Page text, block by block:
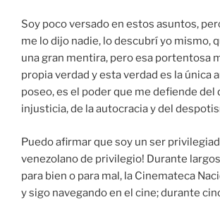
Soy poco versado en estos asuntos,
me lo dijo nadie, lo descubrí yo mismo,
una gran mentira, pero esa portentosa
propia verdad y esta verdad es la única
poseo, es el poder que me defiende del
injusticia, de la autocracia y del
Puedo afirmar que soy un ser
venezolano de privilegio! Durante
para bien o para mal, la Cinemateca
y sigo navegando en el cine; durante